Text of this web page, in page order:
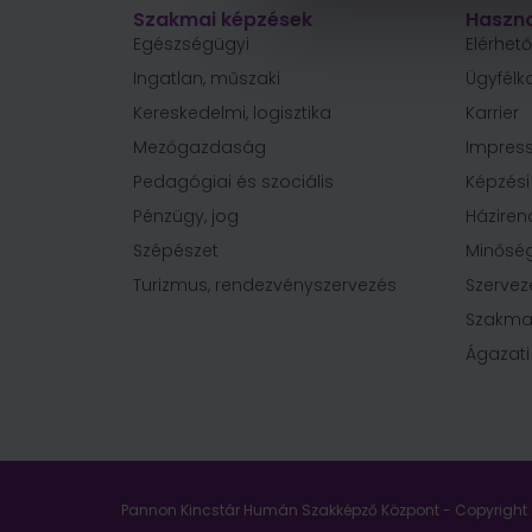
Szakmai képzések
Egészségügyi
Ingatlan, műszaki
Kereskedelmi, logisztika
Mezőgazdaság
Pedagógiai és szociális
Pénzügy, jog
Szépészet
Turizmus, rendezvényszervezés
Karrier
Pannon Kincstár Humán Szakképző Központ - Copyright